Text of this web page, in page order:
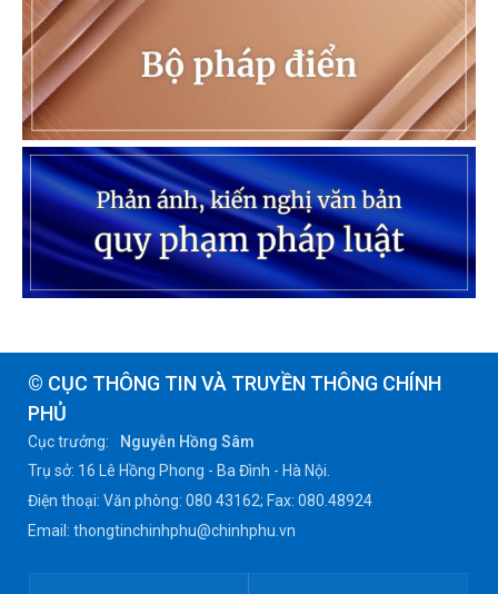
© CỤC THÔNG TIN VÀ TRUYỀN THÔNG CHÍNH
PHỦ
Cục trưởng:
Nguyễn Hồng Sâm
Trụ sở: 16 Lê Hồng Phong - Ba Đình - Hà Nội.
Điện thoại: Văn phòng: 080 43162; Fax: 080.48924
Email: thongtinchinhphu@chinhphu.vn